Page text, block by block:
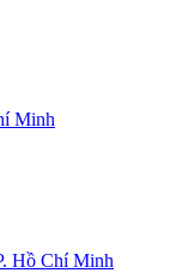
Minh
Hồ Chí Minh